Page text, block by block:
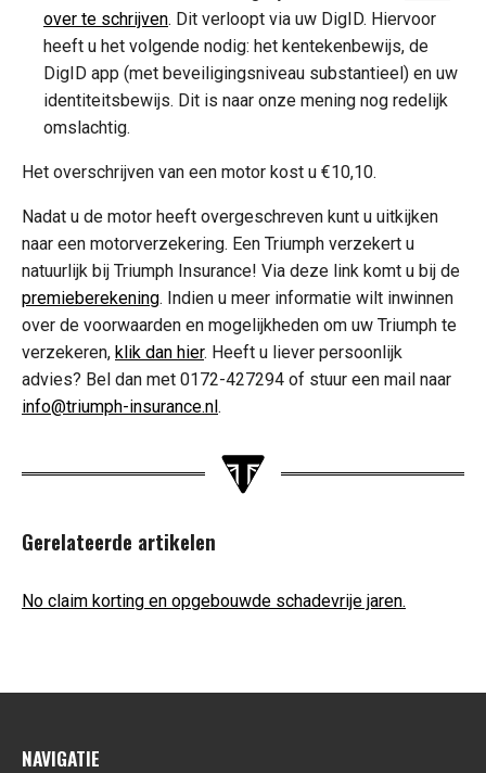
over te schrijven. Dit verloopt via uw DigID. Hiervoor
heeft u het volgende nodig: het kentekenbewijs, de
DigID app (met beveiligingsniveau substantieel) en uw
identiteitsbewijs. Dit is naar onze mening nog redelijk
omslachtig.
Het overschrijven van een motor kost u €10,10.
Nadat u de motor heeft overgeschreven kunt u uitkijken
naar een motorverzekering. Een Triumph verzekert u
natuurlijk bij Triumph Insurance! Via deze link komt u bij de
premieberekening. Indien u meer informatie wilt inwinnen
over de voorwaarden en mogelijkheden om uw Triumph te
verzekeren, klik dan hier. Heeft u liever persoonlijk
advies? Bel dan met 0172-427294 of stuur een mail naar
info@triumph-insurance.nl.
Gerelateerde artikelen
No claim korting en opgebouwde schadevrije jaren.
NAVIGATIE